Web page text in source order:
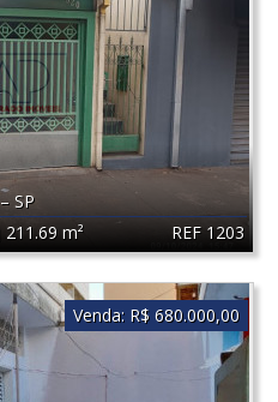
REF 1203
– SP
211.69 m²
Venda: R$ 680.000,00